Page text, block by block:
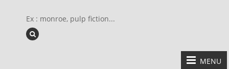
Ex : monroe, pulp fiction...
MENU